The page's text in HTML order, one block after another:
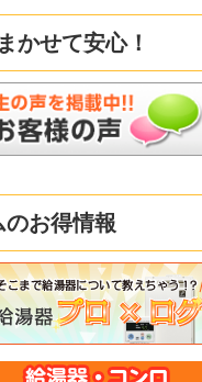
かせて安心！
お得情報